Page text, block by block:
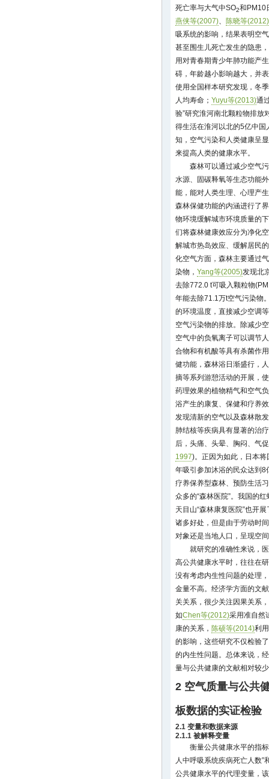
死亡率与大气中SO2和PM10
燕侠等(2007)、 陈晓等(2012)
吸系统的影响，结果表明空
甚至围生儿死亡发生的隐患
用对青春期青少年肺功能产
碍，年龄越小影响越大，并
使用全国样本研究发现，冬
人均寿命； Yuyu等(2013)通
验”研究淮河南北颗粒物排放
得生活在淮河以北的5亿中
知，空气污染和人类健康呈
来提高人类的健康水平。
森林可以通过减少空气
水源、固碳释氧等生态功能
能，能对人类生理、心理产
森林保健功能的内涵进行了
物环境缓解城市环境质量的
们将森林健康效应分为净化
解城市热岛效应、缓解居民
化空气方面，森林主要通过
染物， Yang等(2005)发现北
去除772.0 t可吸入颗粒物
年能去除71.1万t空气污染物
的环境温度，直接减少空调
空气污染物的排放。除减少
空气中的负氧离子可以调节
合物和有机酸等具有杀菌作
健功能，森林浴日渐盛行，
摘等系列游憩活动的开展，
药理效果的植物精气和空气
浴产生的康复、保健和疗养
发现清新的空气以及森林散
肺结核等疾病具有显著的治
后，头痛、头晕、胸闷、气
1997)。正因为如此，日本
年吸引参加沐浴的民众达到
疗养保养型森林、预防生活
众多的“森林医院”。我国的
天目山“森林康复医院”也开
诸多好处，但是由于劳动时
对象还是当地人口，呈现空
就研究的准确性来说，
高公共健康水平时，往往在
没有考虑内生性问题的处理
金量不高。经济学方面的文
关关系，很少关注因果关系
如Chen等(2012)采用准自然
康的关系， 陈硕等(2014)利
的影响，这些研究不仅检验
的内生性问题。总体来说，
量与公共健康的文献相对较
2 空气质量与公共
板数据的实证检验
2.1 变量和数据来源
2.1.1 被解释变量
衡量公共健康水平的指
人中呼吸系统疾病死亡人数”
公共健康水平的代理变量，